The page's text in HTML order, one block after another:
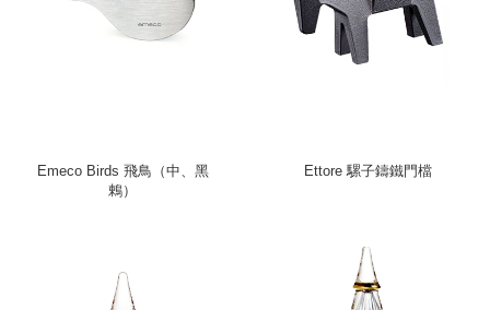
Emeco Birds 飛鳥（中、黑
鶇）
Ettore 騾子鑄鐵門檔